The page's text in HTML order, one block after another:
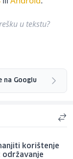
u tekstu?
na Googlu
korištenje
održavanje